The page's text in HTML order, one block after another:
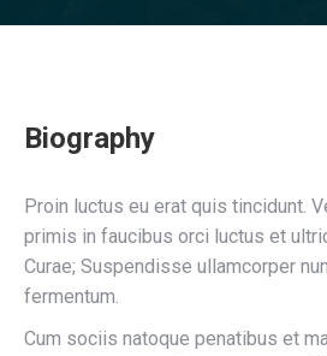
Biography
Proin luctus eu erat quis tincidunt.
primis in faucibus orci luctus et
Curae; Suspendisse ullamcorper
fermentum.
Cum sociis natoque penatibus et